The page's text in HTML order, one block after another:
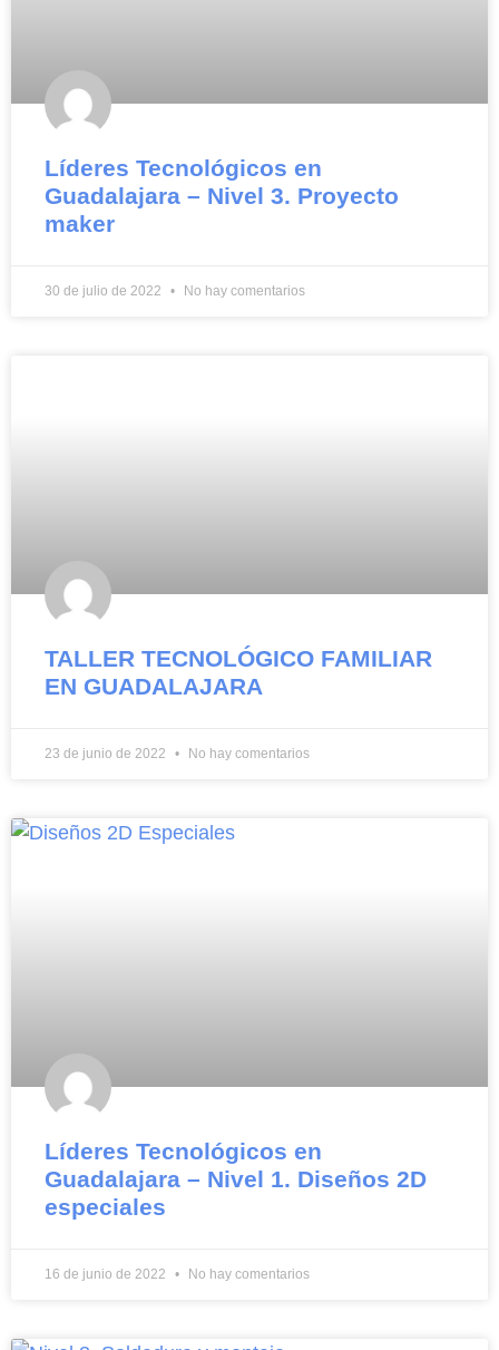
Líderes Tecnológicos en
Guadalajara – Nivel 3. Proyecto
maker
30 de julio de 2022 No hay comentarios
TALLER TECNOLÓGICO FAMILIAR
EN GUADALAJARA
23 de junio de 2022 No hay comentarios
Líderes Tecnológicos en
Guadalajara – Nivel 1. Diseños 2D
especiales
16 de junio de 2022 No hay comentarios